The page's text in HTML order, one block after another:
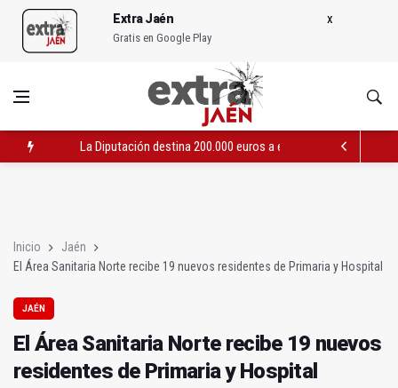
Extra Jaén
Gratis en Google Play
La Diputación destina 200.000 euros a empresas
Inicio
Jaén
El Área Sanitaria Norte recibe 19 nuevos residentes de Primaria y Hospital
JAÉN
El Área Sanitaria Norte recibe 19 nuevos
residentes de Primaria y Hospital